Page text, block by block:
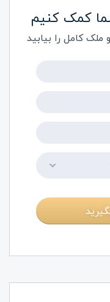
کمک کنیم
کامل را بیابید